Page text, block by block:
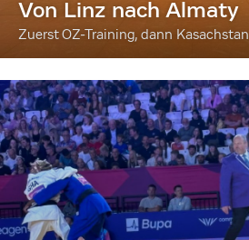
Von Linz nach Almaty
Zuerst OZ-Training, dann Kasachstan